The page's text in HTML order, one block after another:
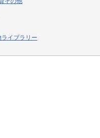
ライブラリー